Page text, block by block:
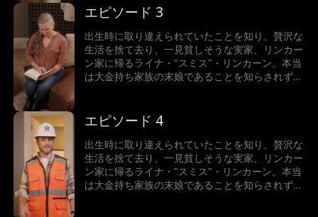
とその娘はライナを陥れようと企むが、ライナの
本当の家族と、超セレブで超イケメンな億万長者
テオ・ジョーンズは、彼女を守るためならどんな
手段も厭わない。
エピソード 3
出生時に取り違えられていたことを知り、贅沢な
生活を捨て去り、一見貧しそうな実家、リンカー
ン家に帰るライナ・"スミス"・リンカーン。本当
は大金持ち家族の末娘であることを知らされずに
とその娘はライナを陥れようと企むが、ライナの
本当の家族と、超セレブで超イケメンな億万長者
テオ・ジョーンズは、彼女を守るためならどんな
手段も厭わない。
エピソード 4
出生時に取り違えられていたことを知り、贅沢な
生活を捨て去り、一見貧しそうな実家、リンカー
ン家に帰るライナ・"スミス"・リンカーン。本当
は大金持ち家族の末娘であることを知らされずに